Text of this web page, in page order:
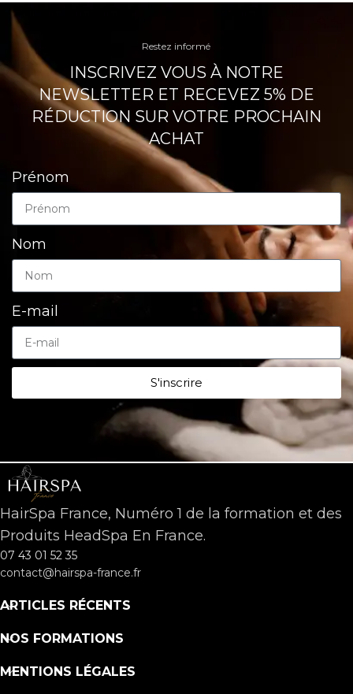
Restez informé
INSCRIVEZ VOUS À NOTRE
NEWSLETTER ET RECEVEZ 5% DE
RÉDUCTION SUR VOTRE PROCHAIN
ACHAT
Prénom
Nom
E-mail
S'inscrire
HairSpa France, Numéro 1 de la formation et des
Produits HeadSpa En France.
07 43 01 52 35
contact@hairspa-france.fr
ARTICLES RÉCENTS
NOS FORMATIONS
MENTIONS LÉGALES